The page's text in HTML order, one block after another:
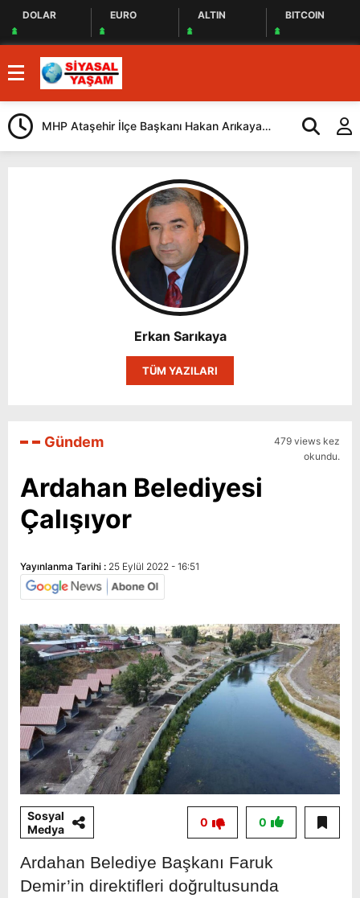
DOLAR EURO ALTIN BITCOIN
MHP Ataşehir İlçe Başkanı Hakan Arıkaya
Güven Tazeledi
Bağımsız
Aydın
Erkan Sarıkaya
TÜM YAZILARI
Gündem
479 views kez
okundu.
Ardahan Belediyesi
Çalışıyor
Yayınlanma Tarihi : 25 Eylül 2022 - 16:51
Sosyal
Medya
0
0
Ardahan Belediye Başkanı Faruk
Demir’in direktifleri doğrultusunda